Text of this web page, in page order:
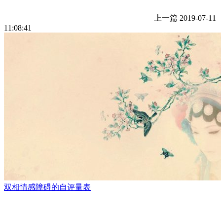
上一篇 2019-07-11
11:08:41
双相情感障碍的自评量表